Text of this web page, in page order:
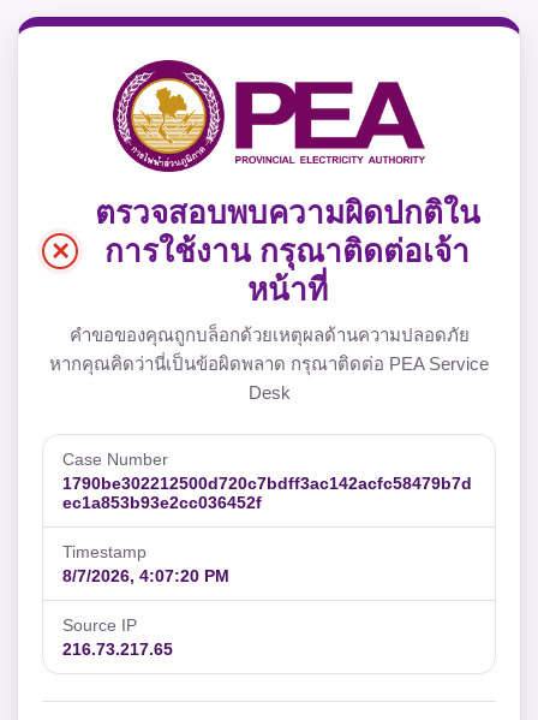
×
ตรวจสอบพบความผิดปกติใน
การใช้งาน กรุณาติดต่อเจ้า
หน้าที่
คำขอของคุณถูกบล็อกด้วยเหตุผลด้านความปลอดภัย
หากคุณคิดว่านี่เป็นข้อผิดพลาด กรุณาติดต่อ PEA Service
Desk
Case Number
1790be302212500d720c7bdff3ac142acfc58479b7d
ec1a853b93e2cc036452f
Timestamp
8/7/2026, 4:07:20 PM
Source IP
216.73.217.65